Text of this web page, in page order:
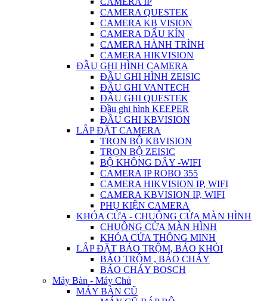
CAMERA QUESTEK
CAMERA KB VISION
CAMERA DẤU KÍN
CAMERA HÀNH TRÌNH
CAMERA HIKVISION
ĐẦU GHI HÌNH CAMERA
ĐẦU GHI HÌNH ZEISIC
ĐẦU GHI VANTECH
ĐẦU GHI QUESTEK
Đầu ghi hình KEEPER
ĐẦU GHI KBVISION
LẮP ĐẶT CAMERA
TRỌN BỘ KBVISION
TRỌN BỘ ZEISIC
BỘ KHÔNG DÂY -WIFI
CAMERA IP ROBO 355
CAMERA HIKVISION IP, WIFI
CAMERA KBVISION IP, WIFI
PHỤ KIỆN CAMERA
KHÓA CỬA - CHUÔNG CỬA MÀN HÌNH
CHUÔNG CỬA MÀN HÌNH
KHÓA CỬA THÔNG MINH
LẮP ĐẶT BÁO TRỘM, BÁO KHÓI
BÁO TRỘM , BÁO CHÁY
BÁO CHÁY BOSCH
Máy Bàn - Máy Chủ
MÁY BÀN CŨ